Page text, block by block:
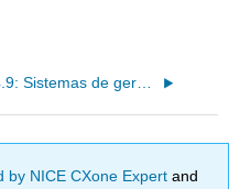
4.9: Sistemas de gerenciamento de banco de dados
by NICE CXone Expertand